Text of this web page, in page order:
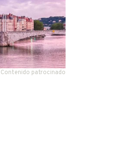
Contenido patrocinado